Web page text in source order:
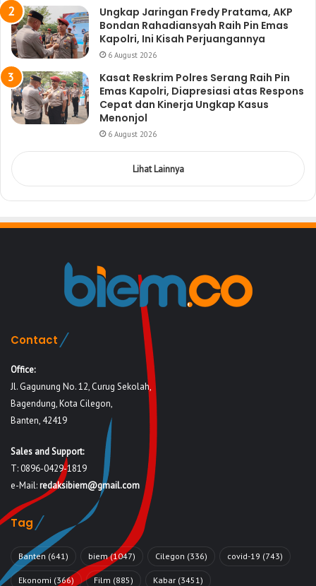
Ungkap Jaringan Fredy Pratama, AKP
Bondan Rahadiansyah Raih Pin Emas
Kapolri, Ini Kisah Perjuangannya
6 August 2026
Kasat Reskrim Polres Serang Raih Pin
Emas Kapolri, Diapresiasi atas Respons
Cepat dan Kinerja Ungkap Kasus
Menonjol
6 August 2026
Lihat Lainnya
Contact
Office:
Jl. Gagunung No. 12, Curug Sekolah,
Bagendung, Kota Cilegon,
Banten, 42419
Sales and Support:
T: 0896-0429-1819
e-Mail:redaksibiem@gmail.com
Tag
Banten (641) biem(1047) Cilegon (336) covid-19 (743)
Ekonomi (366) Film (885) Kabar (3451)